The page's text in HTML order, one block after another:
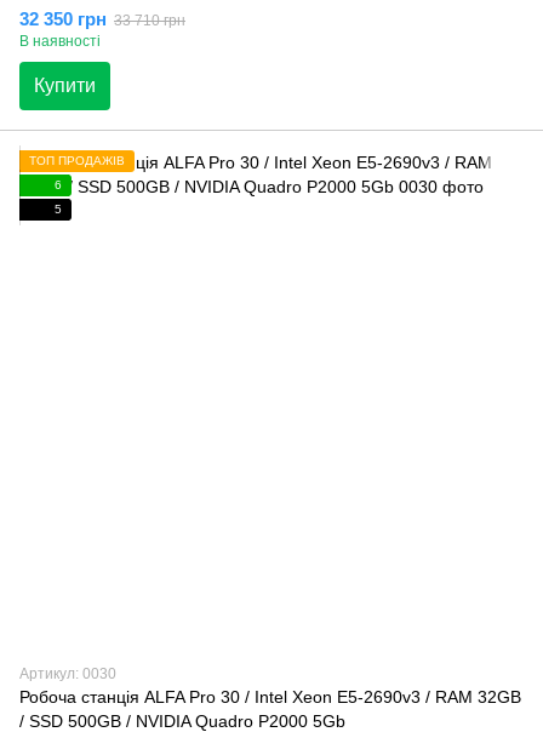
32 350 грн 33 710 грн
В наявності
Купити
ТОП ПРОДАЖІВ
6
5
Артикул: 0030
Робоча станція ALFA Pro 30 / Intel Xeon E5-2690v3 / RAM 32GB
/ SSD 500GB / NVIDIA Quadro P2000 5Gb